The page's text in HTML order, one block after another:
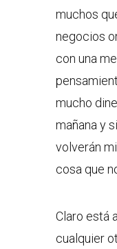
muchos
negocios
con una
mucho
mañana y
volverán
cosa que
Claro está
cualquier